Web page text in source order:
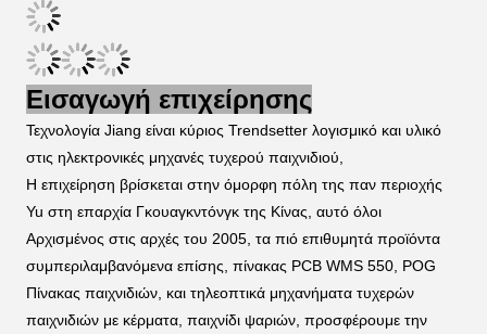
Εισαγωγή επιχείρησης
Τεχνολογία Jiang είναι κύριος Trendsetter λογισμικό και υλικό
στις ηλεκτρονικές μηχανές τυχερού παιχνιδιού,
Η επιχείρηση βρίσκεται στην όμορφη πόλη της παν περιοχής
Yu στη επαρχία Γκουαγκντόνγκ της Κίνας, αυτό όλοι
Αρχισμένος στις αρχές του 2005, τα πιό επιθυμητά προϊόντα
συμπεριλαμβανόμενα επίσης, πίνακας PCB WMS 550, POG
Πίνακας παιχνιδιών, και τηλεοπτικά μηχανήματα τυχερών
παιχνιδιών με κέρματα, παιχνίδι ψαριών, προσφέρουμε την